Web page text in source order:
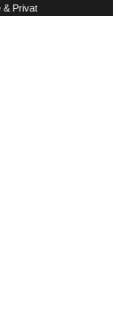
& Privat